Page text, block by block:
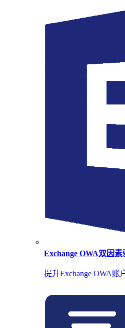
Exchange OWA双因
提升Exchange OWA